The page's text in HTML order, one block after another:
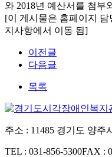
와 2018년 예산서를 첨부
[이 게시물은 홈페이지 담
지사항에서 이동 됨]
이전글
다음글
목록
주소 : 11485 경기도 양주
TEL : 031-856-5300FAX :